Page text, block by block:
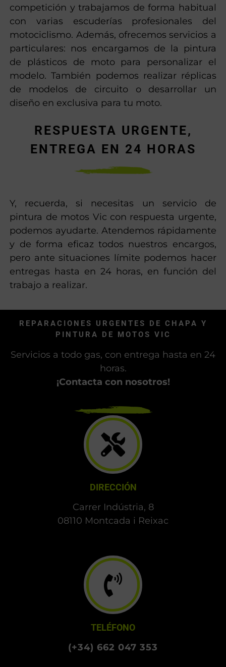
competición y trabajamos de forma habitual
con varias escuderías profesionales del
motociclismo. Además, ofrecemos servicios a
particulares: nos encargamos de la pintura
de plásticos de moto para personalizar el
modelo. También podemos realizar réplicas
de modelos de circuito o desarrollar un
diseño en exclusiva para tu moto.
RESPUESTA URGENTE,
ENTREGA EN 24 HORAS
Y, recuerda, si necesitas un servicio de
pintura de motos Vic con respuesta urgente,
podemos ayudarte. Atendemos rápidamente
y de forma eficaz todos nuestros encargos,
pero ante situaciones límite podemos hacer
entregas hasta en 24 horas, en función del
trabajo a realizar.
REPARACIONES URGENTES DE CHAPA Y
PINTURA DE MOTOS VIC
Servicios a todo gas, con entrega hasta en 24
horas.
¡Contacta con nosotros!
DIRECCIÓN
Carrer Indústria, 8
08110 Montcada i Reixac
TELÉFONO
(+34) 662 047 353